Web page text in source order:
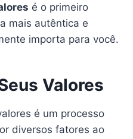
é o primeiro
mais autêntica e
importa para você.
Valores
é um processo
diversos fatores ao